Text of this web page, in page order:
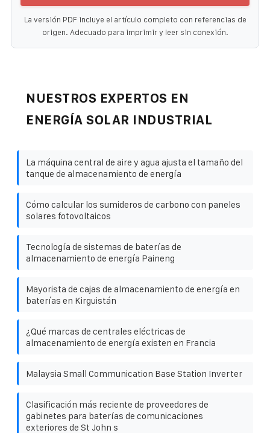
La versión PDF incluye el artículo completo con referencias de
origen. Adecuado para imprimir y leer sin conexión.
NUESTROS EXPERTOS EN
ENERGÍA SOLAR INDUSTRIAL
La máquina central de aire y agua ajusta el tamaño del
tanque de almacenamiento de energía
Cómo calcular los sumideros de carbono con paneles
solares fotovoltaicos
Tecnología de sistemas de baterías de
almacenamiento de energía Paineng
Mayorista de cajas de almacenamiento de energía en
baterías en Kirguistán
¿Qué marcas de centrales eléctricas de
almacenamiento de energía existen en Francia
Malaysia Small Communication Base Station Inverter
Clasificación más reciente de proveedores de
gabinetes para baterías de comunicaciones
exteriores de St John s